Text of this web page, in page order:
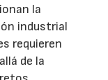
la
industrial
requieren
de la